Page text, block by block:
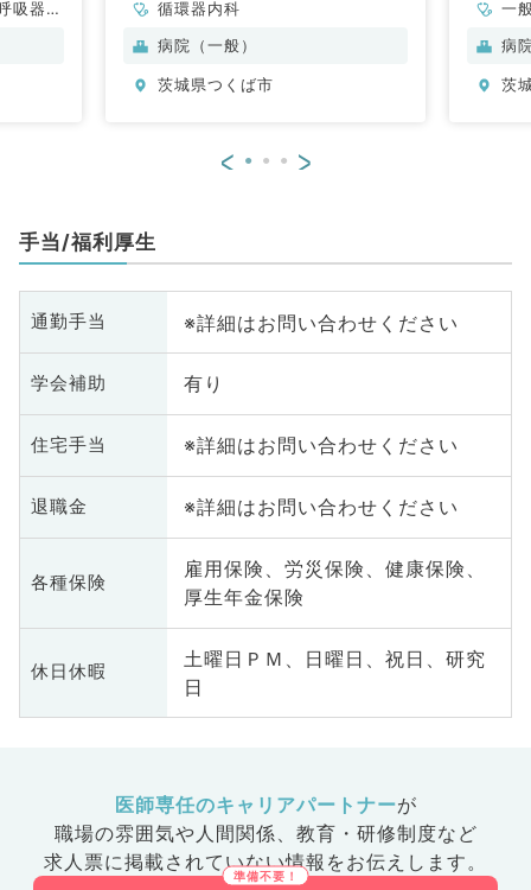
吸器内
循環器内科
病院（一般）
茨城県つくば市
一
科
病
茨
< >
手当/福利厚生
通勤手当 ※詳細はお問い合わせください
学会補助 有り
住宅手当 ※詳細はお問い合わせください
退職金 ※詳細はお問い合わせください
各種保険
雇用保険、労災保険、健康保険、
厚生年金保険
休日休暇
土曜日ＰＭ、日曜日、祝日、研究
日
医師専任のキャリアパートナーが
職場の雰囲気や人間関係、 教育・研修制度など
求人票に掲載されていない情報をお伝えします。